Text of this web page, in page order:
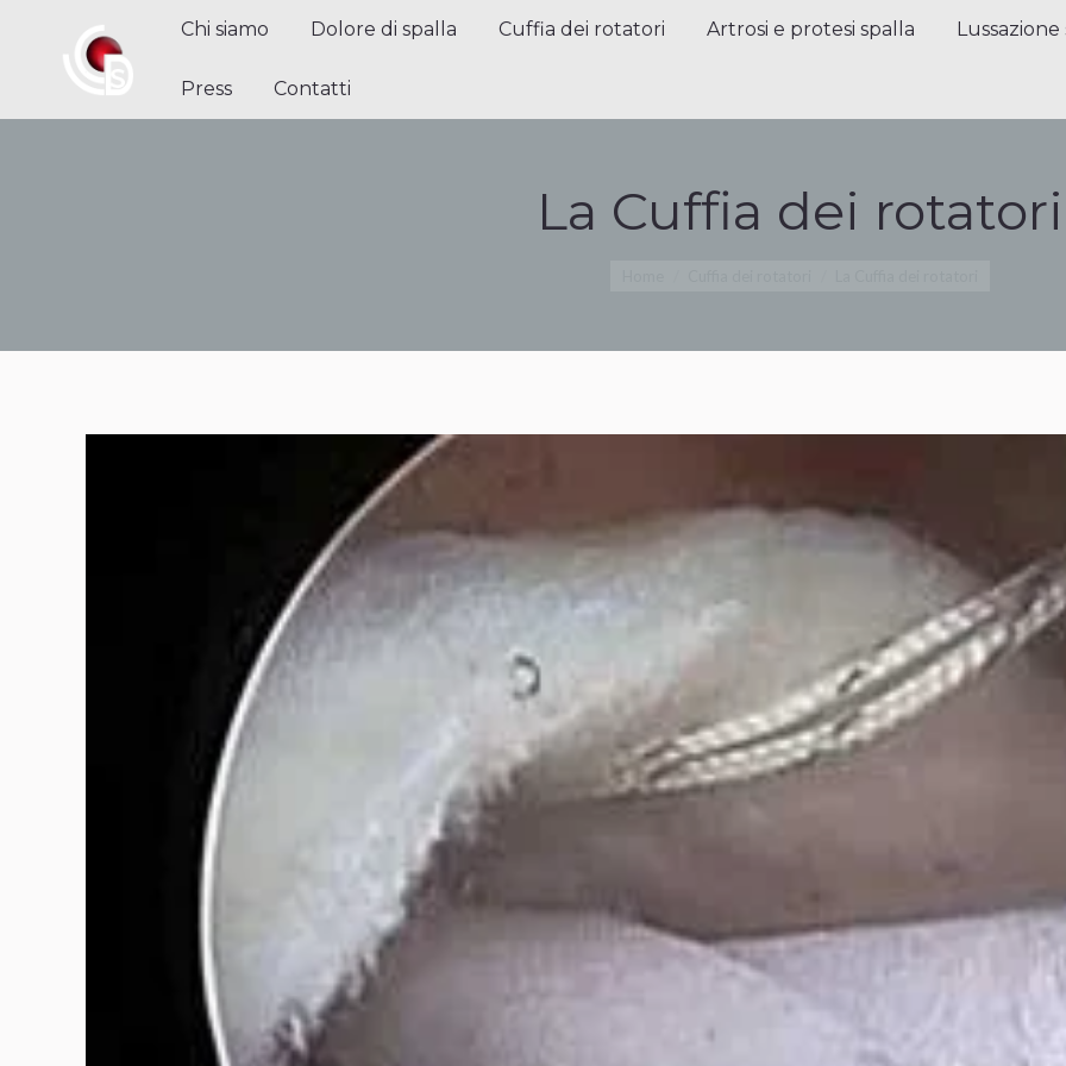
Chi siamo Dolore di spalla Cuffia dei rotatori Artrosi e protesi spalla Lussazione
Press Contatti
La Cuffia dei rotatori
Chi siamo Dolore di spalla Cuffia dei rotatori Artrosi e protesi spalla
Lussazione